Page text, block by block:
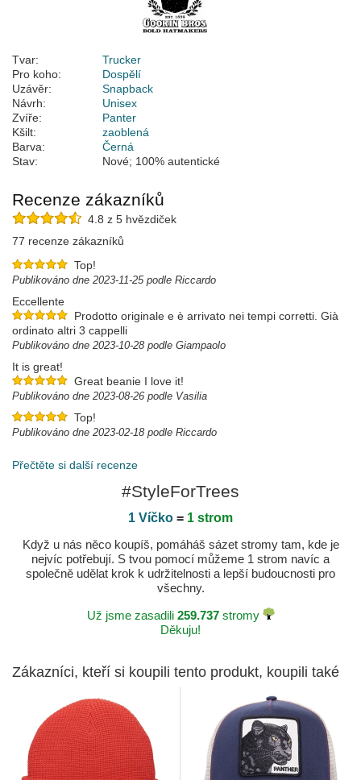
Tvar:
Trucker
Pro koho:
Dospělí
Uzávěr:
Snapback
Návrh:
Unisex
Zvíře:
Panter
Kšilt:
zaoblená
Barva:
Černá
Stav:
Nové; 100% autentické
Recenze zákazníků
4.8 z 5 hvězdiček
77 recenze zákazníků
Top!
Publikováno dne 2023-11-25 podle Riccardo
Eccellente
Prodotto originale e è arrivato nei tempi corretti. Già
ordinato altri 3 cappelli
Publikováno dne 2023-10-28 podle Giampaolo
It is great!
Great beanie I love it!
Publikováno dne 2023-08-26 podle Vasilia
Top!
Publikováno dne 2023-02-18 podle Riccardo
Přečtěte si další recenze
#StyleForTrees
1 Víčko = 1 strom
Když u nás něco koupíš, pomáháš sázet stromy tam, kde je
nejvíc potřebují. S tvou pomocí můžeme 1 strom navíc a
společně udělat krok k udržitelnosti a lepší budoucnosti pro
všechny.
Už jsme zasadili 259.737stromy
Děkuju!
Zákazníci, kteří si koupili tento produkt, koupili také